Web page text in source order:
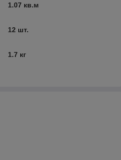
1.07 кв.м
12 шт.
1.7 кг